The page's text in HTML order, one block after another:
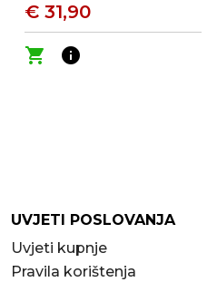
€ 31,90
shopping_cart
info
UVJETI POSLOVANJA
Uvjeti kupnje
Pravila korištenja